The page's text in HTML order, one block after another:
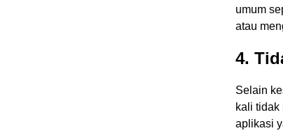
umum
atau
4.
Selain
kali
aplikasi